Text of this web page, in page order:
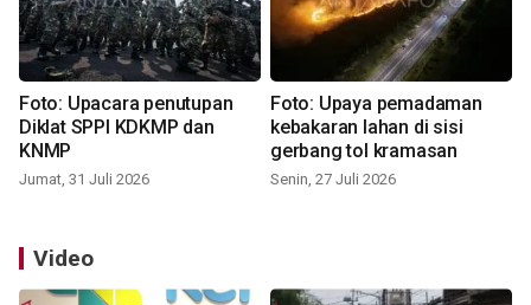
Foto: Upacara penutupan
Diklat SPPI KDKMP dan
KNMP
Jumat, 31 Juli 2026
Foto: Upaya pemadaman
kebakaran lahan di sisi
gerbang tol kramasan
Senin, 27 Juli 2026
Video